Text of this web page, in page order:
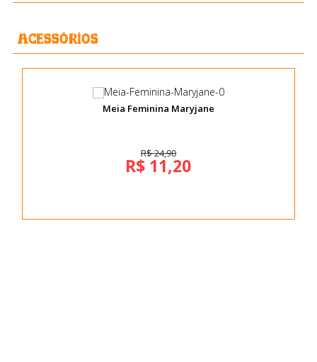
Acessórios
Meia Feminina Maryjane
R$ 24,90
R$ 11,20